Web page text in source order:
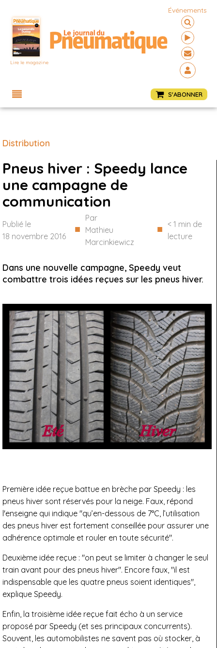
Lire le magazine
Événements
S'ABONNER
Distribution
Pneus hiver : Speedy lance
une campagne de
communication
Publié le
18 novembre 2016
■
Par
Mathieu
Marcinkiewicz
■ < 1 min de
lecture
Dans une nouvelle campagne, Speedy veut
combattre trois idées reçues sur les pneus hiver.
Première idée reçue battue en brèche par Speedy : les
pneus hiver sont réservés pour la neige. Faux, répond
l'enseigne qui indique "qu’en-dessous de 7°C, l’utilisation
des pneus hiver est fortement conseillée pour assurer une
adhérence optimale et rouler en toute sécurité".
Deuxième idée reçue : "on peut se limiter à changer le seul
train avant pour des pneus hiver". Encore faux, "il est
indispensable que les quatre pneus soient identiques",
explique Speedy.
Enfin, la troisième idée reçue fait écho à un service
proposé par Speedy (et ses principaux concurrents).
Souvent, les automobilistes ne savent pas où stocker, à